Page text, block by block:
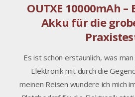
OUTXE 10000mAh –
Akku für die
Es ist schon erstaunlich, was
Elektronik mit durch die
meinen Reisen wundere ich mich